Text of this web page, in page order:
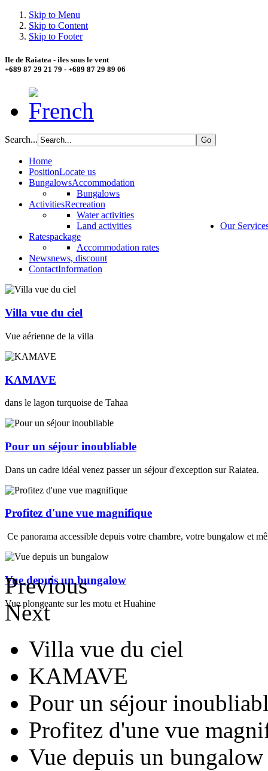
Skip to Menu
Skip to Content
Skip to Footer
Ile de Raiatea - iles sous le vent
+689 87 29 21 79 - +689 87 29 89 06
Search...
Home
PositionLocate us
BungalowsAccommodation
Bungalows
ActivitiesRecreation
Water activities
Land activities
Our
Ratespackage
Accommodation rates
Newsnews, discount
ContactInformation
Villa vue du ciel
Vue aérienne de la villa
KAMAVE
dans le lagon turquoise de Tahaa
Pour un séjour inoubliable
Dans un cadre idéal venez passer un séjour d'exception sur Raiatea.
Profitez d'une vue magnifique
Ce panorama accessible depuis votre chambre, votre bungalow et
Vue depuis un bungalow
Vue plongeante sur les motu et Huahine
Previous
Next
Villa vue du ciel
KAMAVE
Pour un séjour
Profitez d'une vue
Vue depuis un bungalow